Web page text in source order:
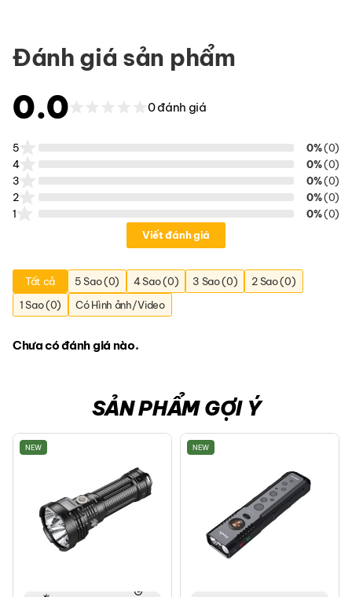
Đánh giá sản phẩm
0.0 0 đánh giá
5 0%(0)
4
0%(0)
3
0%(0)
2
0%(0)
1
0%(0)
Viết đánh giá
Tất cả 5 Sao (0) 4 Sao (0) 3 Sao (0)
2 Sao (0)
1 Sao (0)
Có Hình ảnh/Video
Chưa có đánh giá nào.
SẢN PHẨM GỢI Ý
NEW NEW